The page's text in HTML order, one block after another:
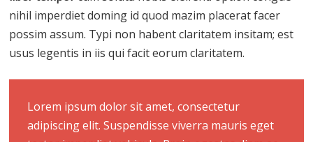
nihil imperdiet doming id quod mazim placerat facer
possim assum. Typi non habent claritatem insitam; est
usus legentis in iis qui facit eorum claritatem.
Lorem ipsum dolor sit amet, consectetur
adipiscing elit. Suspendisse viverra mauris eget